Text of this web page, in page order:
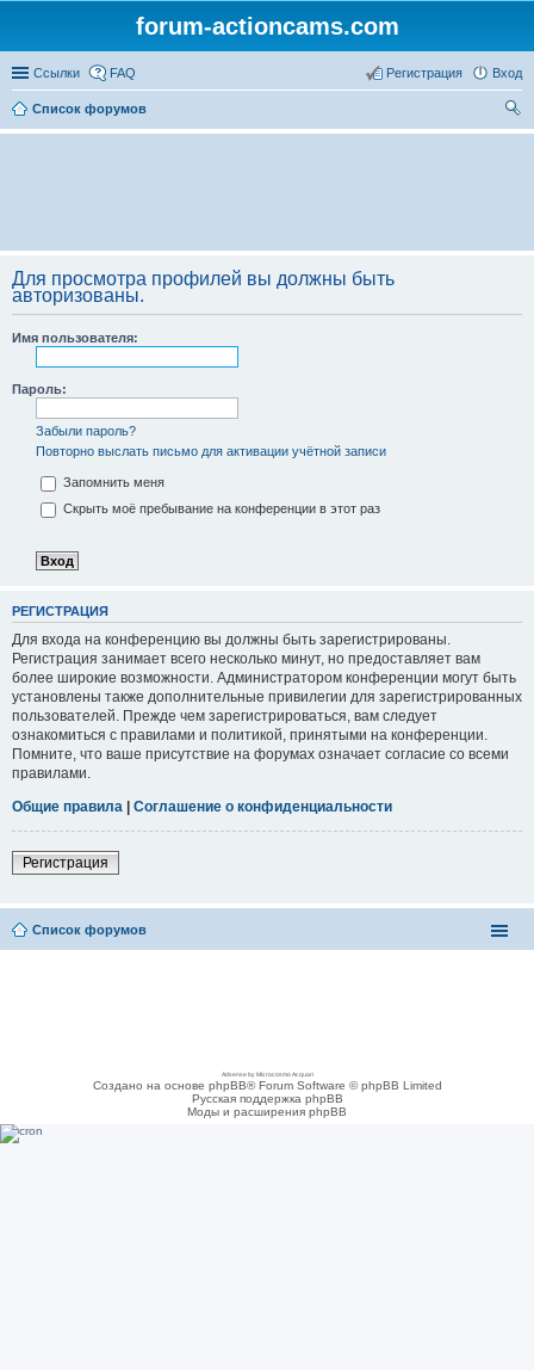
forum-actioncams.com
Ссылки FAQ Вход
Регистрация
Список форумов
ои
Для просмотра профилей вы должны быть
авторизованы.
Имя пользователя:
Пароль:
Забыли пароль?
Повторно выслать письмо для активации учётной записи
Запомнить меня
Скрыть моё пребывание на конференции в этот раз
РЕГИСТРАЦИЯ
Для входа на конференцию вы должны быть зарегистрированы.
Регистрация занимает всего несколько минут, но предоставляет вам
более широкие возможности. Администратором конференции могут быть
установлены также дополнительные привилегии для зарегистрированных
пользователей. Прежде чем зарегистрироваться, вам следует
ознакомиться с правилами и политикой, принятыми на конференции.
Помните, что ваше присутствие на форумах означает согласие со всеми
правилами.
Общие правила | Соглашение о конфиденциальности
Регистрация
Список форумов
Adsense by Microcosmo Acquari
Создано на основе phpBB® Forum Software © phpBB Limited
Русская поддержка phpBB
Моды и расширения phpBB